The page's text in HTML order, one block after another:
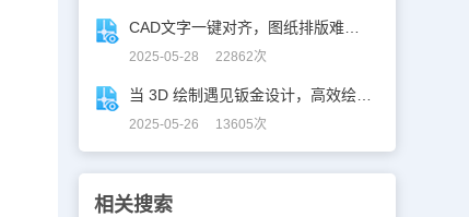
2025-05-28 22862次
2025-05-26 13605次
相关搜索